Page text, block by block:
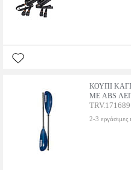
ΚΟΥΠΙ
ΜΕ ABS
TRV.171689
2-3 εργάσιμες